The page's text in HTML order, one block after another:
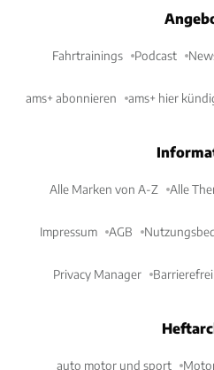
Fahrtrainings Podcast
ams+ abonnieren ams+ hier
Alle Marken von A-Z Alle
Impressum AGB
Privacy Manager
auto motor und sport